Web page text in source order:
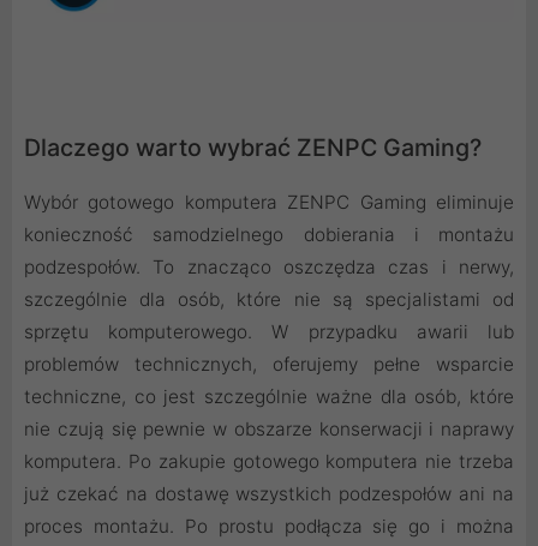
Dlaczego warto wybrać ZENPC Gaming?
Wybór gotowego komputera ZENPC Gaming eliminuje
konieczność samodzielnego dobierania i montażu
podzespołów. To znacząco oszczędza czas i nerwy,
szczególnie dla osób, które nie są specjalistami od
sprzętu komputerowego. W przypadku awarii lub
problemów technicznych, oferujemy pełne wsparcie
techniczne, co jest szczególnie ważne dla osób, które
nie czują się pewnie w obszarze konserwacji i naprawy
komputera. Po zakupie gotowego komputera nie trzeba
już czekać na dostawę wszystkich podzespołów ani na
proces montażu. Po prostu podłącza się go i można